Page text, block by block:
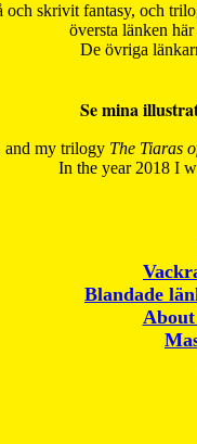
och skrivit fantasy, och
översta länken
De övriga
Se mina
and my trilogy The Tiaras
In the year 2018 I
Blandade
About